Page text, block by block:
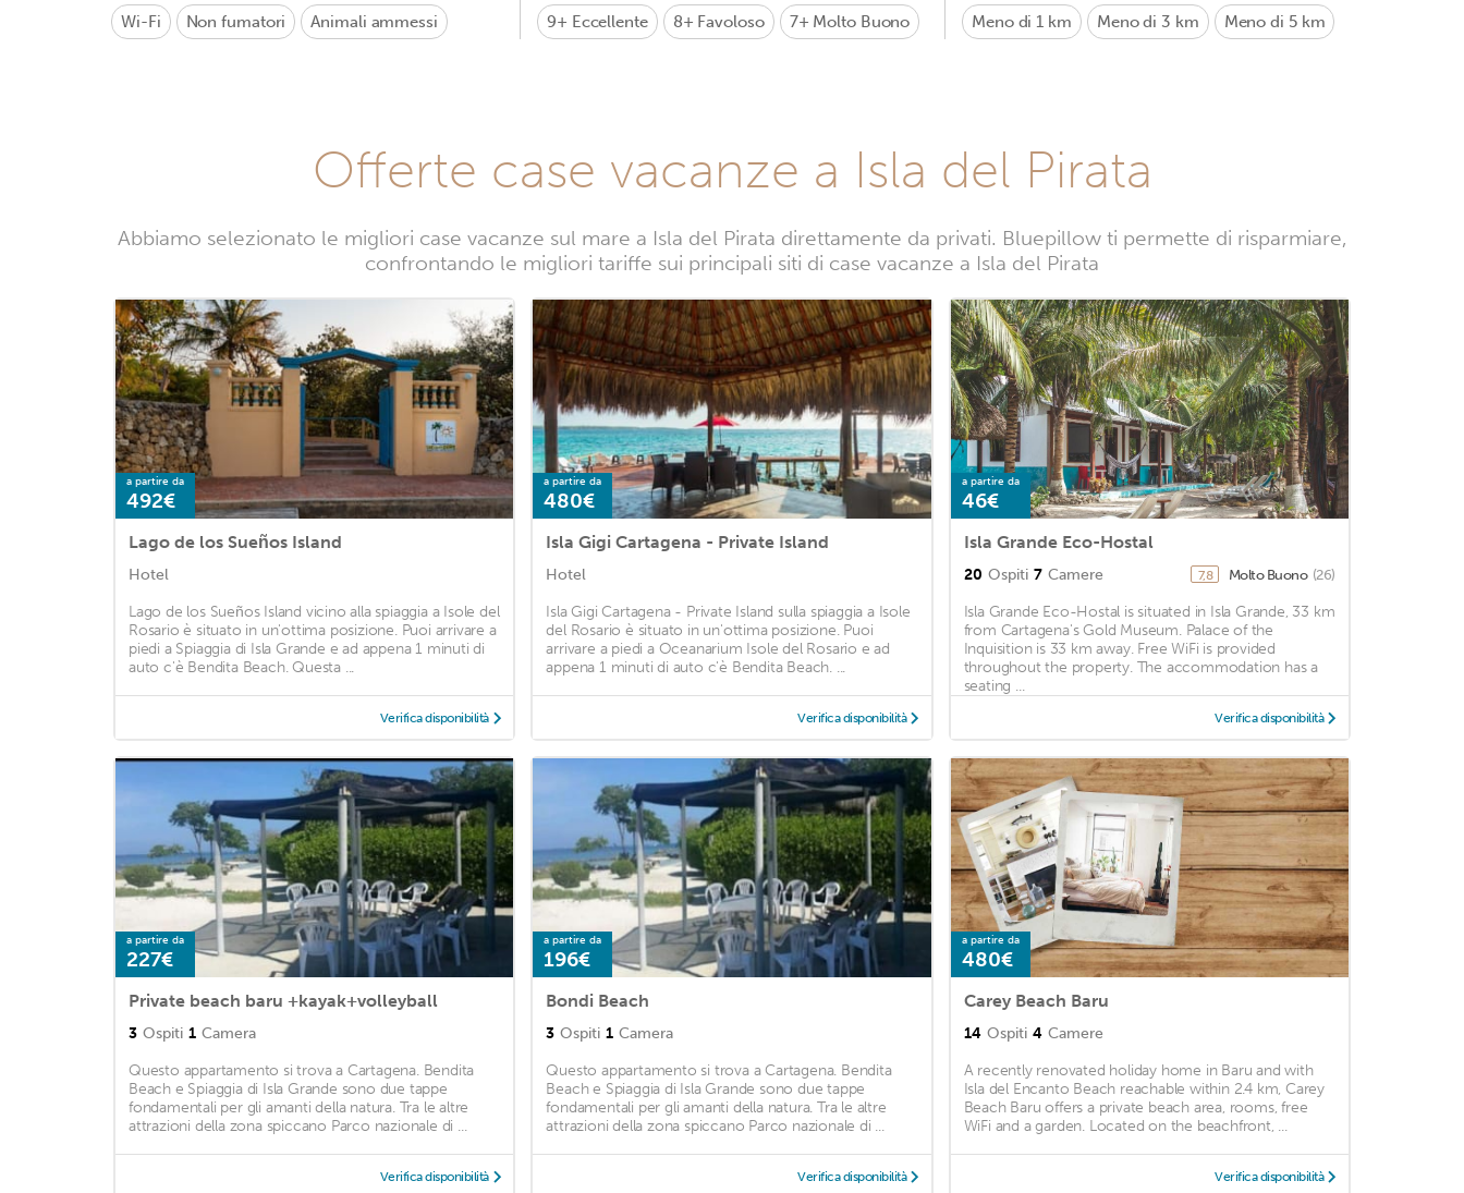
Wi-Fi Non fumatori Animali ammessi 9+ Eccellente 8+ Favoloso 7+ Molto Buono Meno di 1 km Meno di 3 km Meno di 5 km
Offerte case vacanze a Isla del Pirata
Abbiamo selezionato le migliori case vacanze sul mare a Isla del Pirata direttamente da privati. Bluepillow ti permette di risparmiare,
confrontando le migliori tariffe sui principali siti di case vacanze a Isla del Pirata
a partire da
492€
Lago de los Sueños Island
Hotel
Lago de los Sueños Island vicino alla spiaggia a Isole del
Rosario è situato in un'ottima posizione. Puoi arrivare a
piedi a Spiaggia di Isla Grande e ad appena 1 minuti di
auto c'è Bendita Beach. Questa ...
Verifica disponibilità
a partire da
480€
Isla Gigi Cartagena - Private Island
Hotel
Isla Gigi Cartagena - Private Island sulla spiaggia a Isole
del Rosario è situato in un'ottima posizione. Puoi
arrivare a piedi a Oceanarium Isole del Rosario e ad
appena 1 minuti di auto c'è Bendita Beach. ...
Verifica disponibilità
a partire da
46€
Isla Grande Eco-Hostal
20 Ospiti 7 Camere 7,8 Molto Buono (26)
Isla Grande Eco-Hostal is situated in Isla Grande, 33 km
from Cartagena's Gold Museum. Palace of the
Inquisition is 33 km away. Free WiFi is provided
throughout the property. The accommodation has a
seating ...
Verifica disponibilità
a partire da
227€
Private beach baru +kayak+volleyball
3 Ospiti 1 Camera
Questo appartamento si trova a Cartagena. Bendita
Beach e Spiaggia di Isla Grande sono due tappe
fondamentali per gli amanti della natura. Tra le altre
attrazioni della zona spiccano Parco nazionale di ...
Verifica disponibilità
a partire da
196€
Bondi Beach
3 Ospiti 1 Camera
Questo appartamento si trova a Cartagena. Bendita
Beach e Spiaggia di Isla Grande sono due tappe
fondamentali per gli amanti della natura. Tra le altre
attrazioni della zona spiccano Parco nazionale di ...
Verifica disponibilità
a partire da
480€
Carey Beach Baru
14 Ospiti 4 Camere
A recently renovated holiday home in Baru and with
Isla del Encanto Beach reachable within 2.4 km, Carey
Beach Baru offers a private beach area, rooms, free
WiFi and a garden. Located on the beachfront, ...
Verifica disponibilità